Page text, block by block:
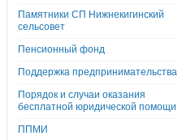
Памятники СП Нижнекигинский
сельсовет
Пенсионный фонд
Поддержка предпринимательства
Порядок и случаи оказания
бесплатной юридической помощи
ППМИ